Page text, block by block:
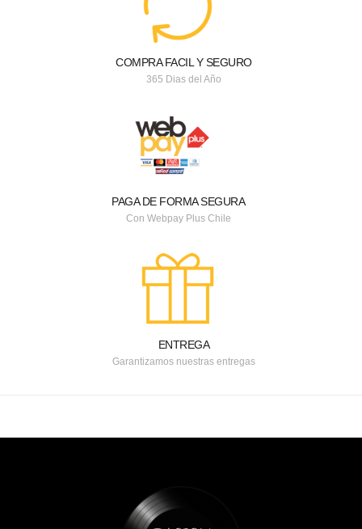
COMPRA FACIL Y SEGURO
365 Dias del Año
PAGA DE FORMA SEGURA
Con Webpay Plus Chile
ENTREGA
Garantizamos nuestras entregas